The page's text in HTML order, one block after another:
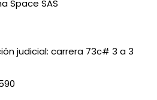
Space SAS
judicial: carrera 73c# 3 a 3